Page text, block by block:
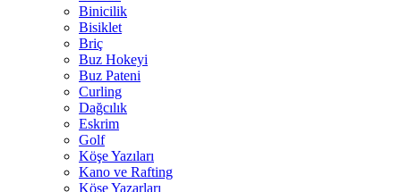
Binicilik
Bisiklet
Briç
Buz Hokeyi
Buz Pateni
Curling
Dağcılık
Eskrim
Golf
Köşe Yazıları
Kano ve Rafting
Köşe Yazarları